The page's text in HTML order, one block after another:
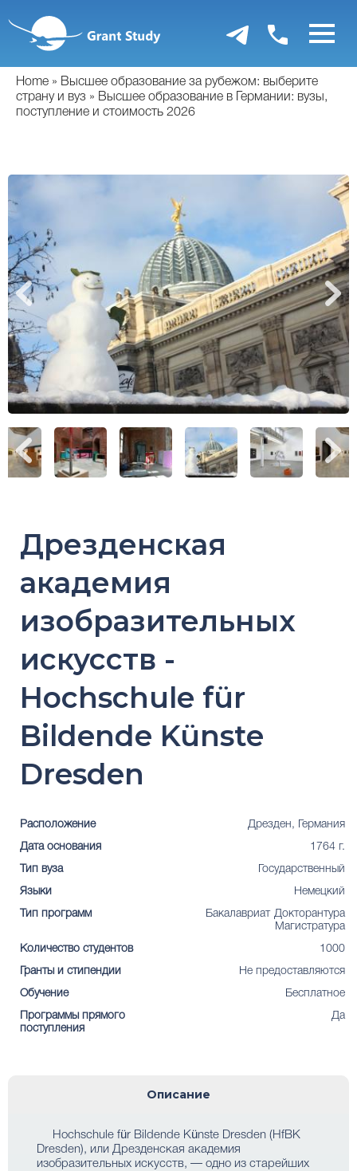
основному
содержанию
Home
Высшее образование за рубежом: выберите
страну и вуз
Высшее образование в Германии: вузы,
поступление и стоимость 2026
Дрезденская
академия
изобразительных
искусств -
Hochschule für
Bildende Künste
Dresden
Расположение Дрезден, Германия
Дата основания 1764 г.
Тип вуза Государственный
Языки Немецкий
Тип программ Бакалавриат Докторантура
Магистратура
Количество студентов 1000
Гранты и стипендии Не предоставляются
Обучение Бесплатное
Программы прямого
поступления
Да
Описание
Hochschule für Bildende Künste Dresden (HfBK
Dresden), или Дрезденская академия
изобразительных искусств, — одно из старейших